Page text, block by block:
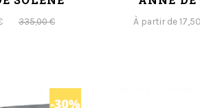
335,00 € À partir de